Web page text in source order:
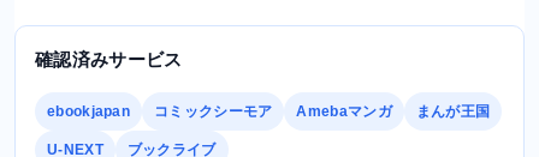
確認済みサービス
ebookjapan コミックシーモア Amebaマンガ まんが王国
U-NEXT ブックライブ